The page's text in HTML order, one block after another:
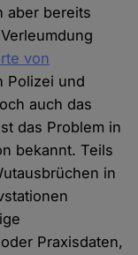
aber bereits
von
Polizei und
auch das
das Problem in
bekannt. Teils
in
Praxisdaten,